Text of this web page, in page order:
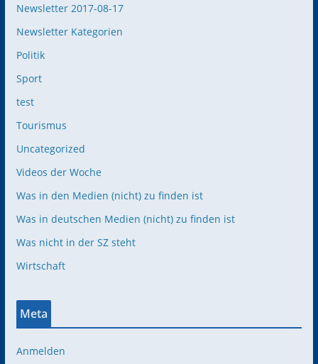
Newsletter 2017-08-17
Newsletter Kategorien
Politik
Sport
test
Tourismus
Uncategorized
Videos der Woche
Was in den Medien (nicht) zu finden ist
Was in deutschen Medien (nicht) zu finden ist
Was nicht in der SZ steht
Wirtschaft
Meta
Anmelden